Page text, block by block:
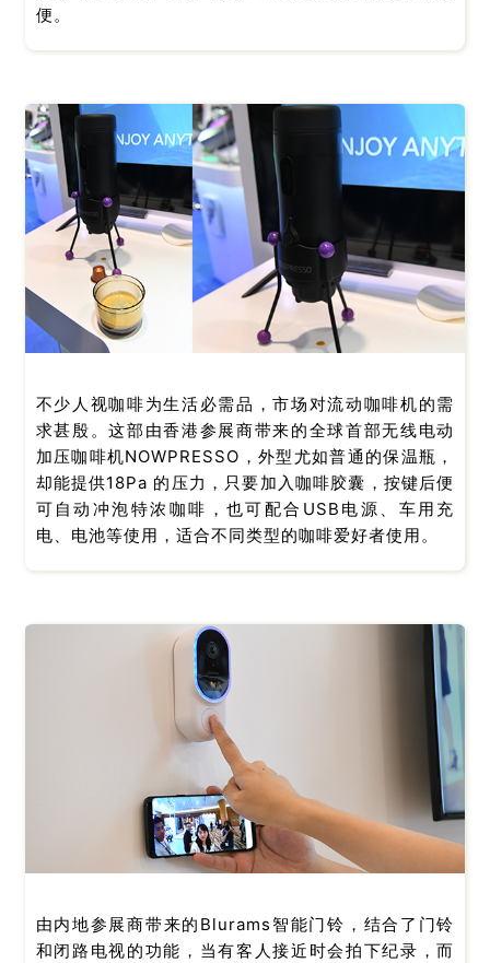
便。
不少人视咖啡为生活必需品，市场对流动咖啡机的需
求甚殷。这部由香港参展商带来的全球首部无线电动
加压咖啡机NOWPRESSO，外型尤如普通的保温瓶，
却能提供18Pa 的压力，只要加入咖啡胶囊，按键后便
可自动冲泡特浓咖啡，也可配合USB电源、车用充
电、电池等使用，适合不同类型的咖啡爱好者使用。
由内地参展商带来的Blurams智能门铃，结合了门铃
和闭路电视的功能，当有客人接近时会拍下纪录，而